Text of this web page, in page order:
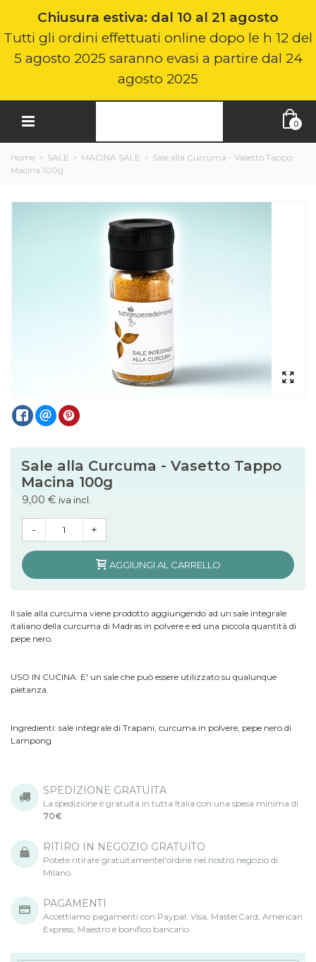
Chiusura estiva: dal 10 al 21 agosto
Tutti gli ordini effettuati online dopo le h 12 del
5 agosto 2025 saranno evasi a partire dal 24
agosto 2025
0
Home > SALE > MACINA SALE > Sale alla Curcuma - Vasetto Tappo
Macina 100g
Sale alla Curcuma - Vasetto Tappo
Macina 100g
9,00 € iva incl.
- +
AGGIUNGI AL CARRELLO
Il sale alla curcuma viene prodotto aggiungendo ad un sale integrale
italiano della curcuma di Madras in polvere e ed una piccola quantità di
pepe nero.
USO IN CUCINA: E' un sale che può essere utilizzato su qualunque
pietanza.
Ingredienti: sale integrale di Trapani, curcuma in polvere, pepe nero di
Lampong
SPEDIZIONE GRATUITA
La spedizione è gratuita in tutta Italia con una spesa minima di
70€
RITIRO IN NEGOZIO GRATUITO
Potete ritirare gratuitamentel'ordine nel nostro negozio di
Milano.
PAGAMENTI
Accettiamo pagamenti con Paypal, Visa, MasterCard, American
Express, Maestro e bonifico bancario